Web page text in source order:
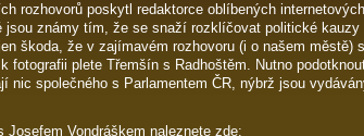
rozhovorů poskytl redaktorce oblíbených
jsou známy tím, že se snaží rozklíčovat politické kauzy
škoda, že v zajímavém rozhovoru (i o našem městě)
fotografii plete Třemšín s Radhoštěm. Nutno
nic společného s Parlamentem ČR, nýbrž jsou
Josefem Vondráškem naleznete zde: